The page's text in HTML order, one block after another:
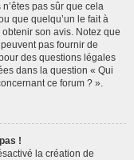
pas sûr que cela
que quelqu’un le fait à
son avis. Notez que
pas fournir de
des questions légales
dans la question « Qui
ce forum ? ».
!
la création de